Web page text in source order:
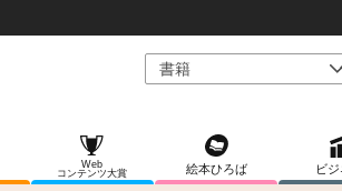
Web
コンテンツ大賞
絵本ひろば ビ